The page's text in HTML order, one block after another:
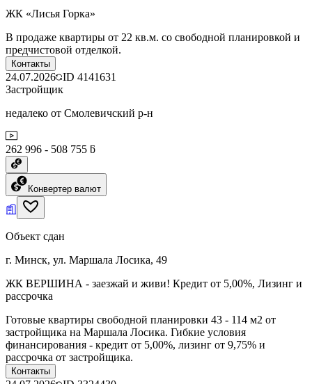
ЖК «Лисья Горка»
В продаже квартиры от 22 кв.м. со свободной планировкой и
предчистовой отделкой.
Контакты
24.07.2026 ID 4141631
Застройщик
недалеко от Смолевичский р-н
262 996 - 508 755 ƃ
Конвертер валют
Объект сдан
г. Минск, ул. Маршала Лосика, 49
ЖК ВЕРШИНА - заезжай и живи! Кредит от 5,00%, Лизинг и
рассрочка
Готовые квартиры свободной планировки 43 - 114 м2 от
застройщика на Маршала Лосика. Гибкие условия
финансирования - кредит от 5,00%, лизинг от 9,75% и
рассрочка от застройщика.
Контакты